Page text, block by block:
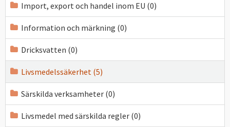
Import, export och handel inom EU (0)
Information och märkning (0)
Dricksvatten (0)
Livsmedelssäkerhet (5)
Särskilda verksamheter (0)
Livsmedel med särskilda regler (0)